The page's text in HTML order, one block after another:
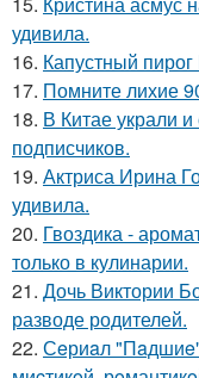
удивила.
16. Капустный
17. Помните лихие
18. В Китае украли
подписчиков.
19. Актриса Ирина
удивила.
20. Гвоздика -
только в кулинарии.
21. Дочь Виктории
разводе родителей.
22. Сeриaл "Пaдшиe"